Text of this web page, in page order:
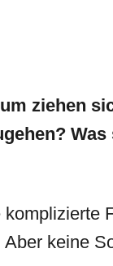
ziehen
keine